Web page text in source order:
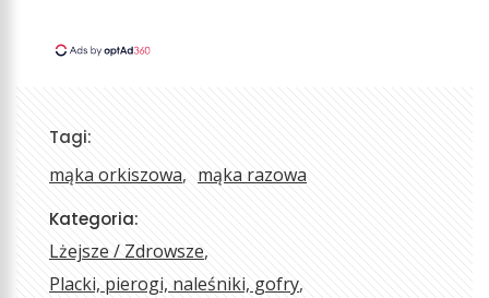
Tagi:
mąka orkiszowa mąka razowa
Kategoria:
Lżejsze / Zdrowsze
Placki, pierogi, naleśniki, gofry